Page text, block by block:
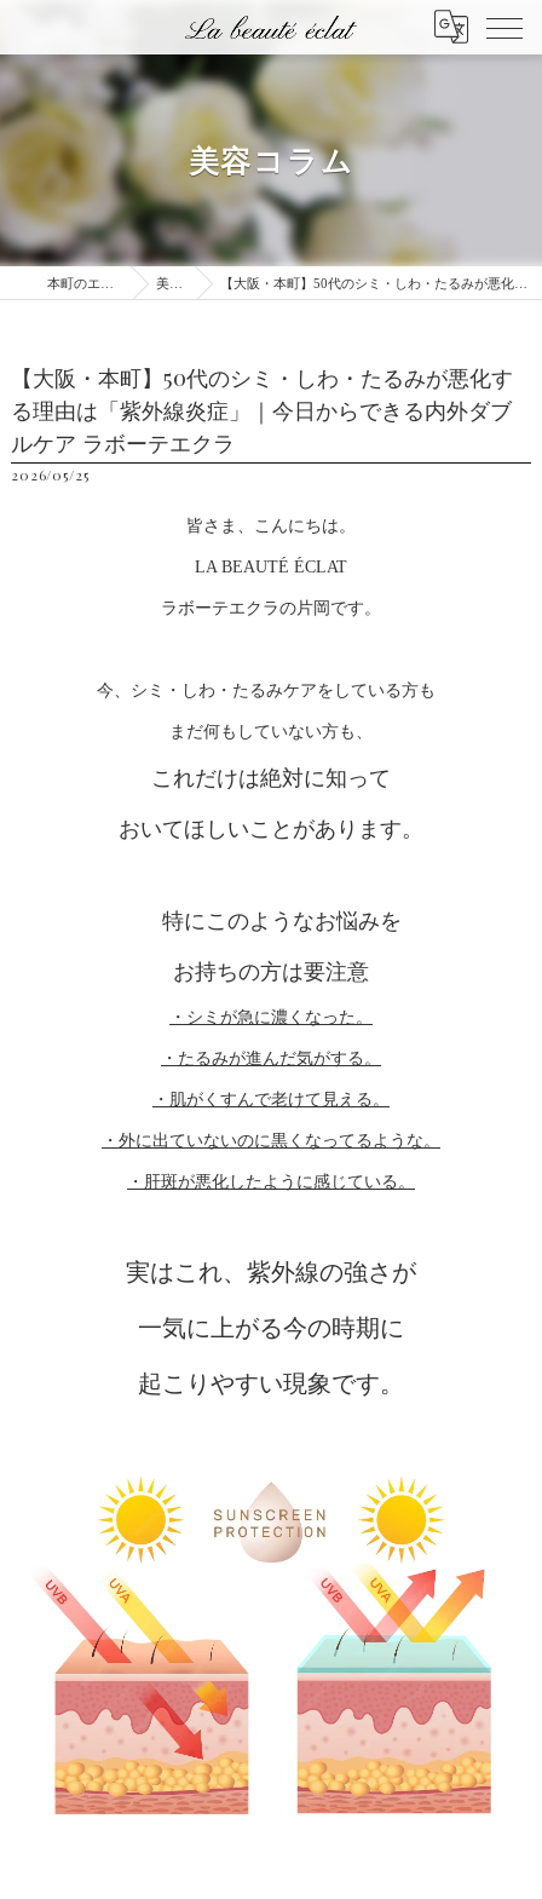
美容コラム
美容コラム 【大阪・本町】50代のシミ・しわ・たるみが悪化する理由は「紫外線炎症」｜今日からできる内外ダブルケア ラボーテエクラ
【大阪・本町】50代のシミ・しわ・たるみが悪化す
る理由は「紫外線炎症」｜今日からできる内外ダブ
ルケア ラボーテエクラ
2026/05/25
皆さま、こんにちは。
LA BEAUTÉ ÉCLAT
ラボーテエクラの片岡です。
今、シミ・しわ・たるみケアをしている方も
まだ何もしていない方も、
これだけは絶対に知って
おいてほしいことがあります。
特にこのようなお悩みを
お持ちの方は要注意
・シミが急に濃くなった。
・たるみが進んだ気がする。
・肌がくすんで老けて見える。
・外に出ていないのに黒くなってるような。
・肝斑が悪化したように感じている。
実はこれ、紫外線の強さが
一気に上がる今の時期に
起こりやすい現象です。